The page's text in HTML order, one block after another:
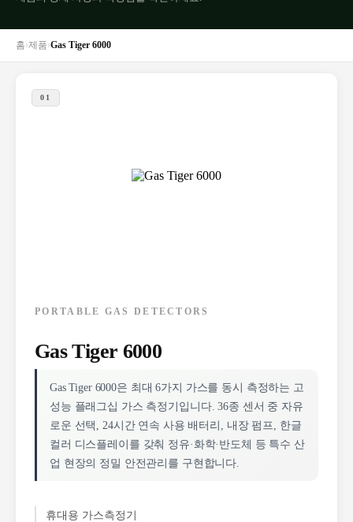
홈›제품›Gas Tiger 6000
01
PORTABLE GAS DETECTORS
Gas Tiger 6000
Gas Tiger 6000은 최대 6가지 가스를 동시 측정하는 고
성능 플래그십 가스 측정기입니다. 36종 센서 중 자유
로운 선택, 24시간 연속 사용 배터리, 내장 펌프, 한글
컬러 디스플레이를 갖춰 정유·화학·반도체 등 특수 산
업 현장의 정밀 안전관리를 구현합니다.
휴대용 가스측정기